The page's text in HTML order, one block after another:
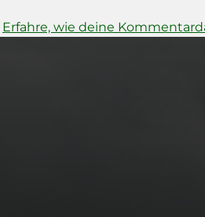
Erfahre, wie deine